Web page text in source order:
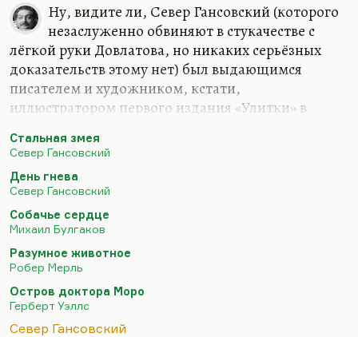
Ну, видите ли, Север Гансовский (которого
незаслуженно обвиняют в стукачестве с
лёгкой руки Довлатова, но никаких серьёзных
доказательств этому нет) был выдающимся
писателем и художником, кстати,
иллюстратором первого издания «Улитки» в
новеллистом. Во всяком случае, две его новеллы…
Ну, «Стальная змея» — само собой, но две его
новеллы войдут, я думаю, в золотой фонд
мировой фантастики. Это прежде всего, конечно,
«Полигон». Кстати, одно из ярчайших
диссидентских сочинений, напечатанное впервые
то ли в «Науке и жизни», то ли в «Технике
молодёжи» — ну, в каком-то из журналов, где
настоящая фантастика находила прибежище. И
второй рассказ — «День…
Стальная змея
Север Гансовский
День гнева
Север Гансовский
Собачье сердце
Михаил Булгаков
Разумное животное
Робер Мерль
Остров доктора Моро
Герберт Уэллс
Север Гансовский